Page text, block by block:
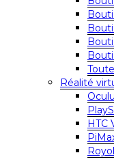
Réalité
HTC